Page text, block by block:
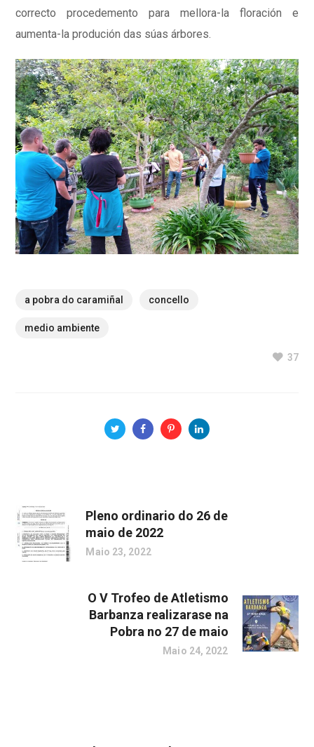
correcto procedemento para mellora-la floración e
aumenta-la produción das súas árbores.
a pobra do caramiñal concello
medio ambiente
37
Pleno ordinario do 26 de
maio de 2022
Maio 23, 2022
O V Trofeo de Atletismo
Barbanza realizarase na
Pobra no 27 de maio
Maio 24, 2022